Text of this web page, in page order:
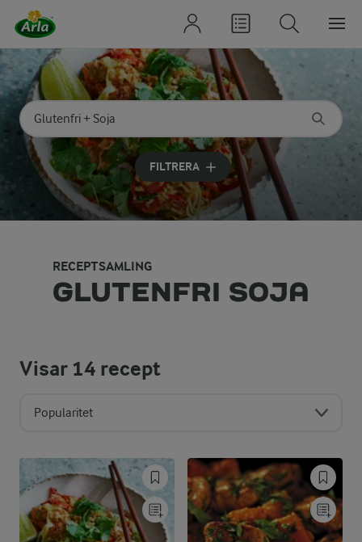
Sök på kategori eller ingrediens
Skriv in sökord för att få förslag
FILTRERA
RECEPTSAMLING
GLUTENFRI SOJA
Visar14 recept
Popularitet